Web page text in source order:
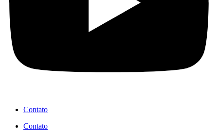
Contato
Contato